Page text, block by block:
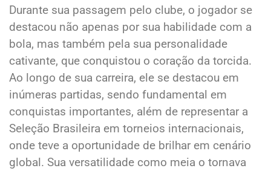
Durante sua passagem pelo clube, o jogador se
destacou não apenas por sua habilidade com a
bola, mas também pela sua personalidade
cativante, que conquistou o coração da torcida.
Ao longo de sua carreira, ele se destacou em
inúmeras partidas, sendo fundamental em
conquistas importantes, além de representar a
Seleção Brasileira em torneios internacionais,
onde teve a oportunidade de brilhar em cenário
global. Sua versatilidade como meia o tornava